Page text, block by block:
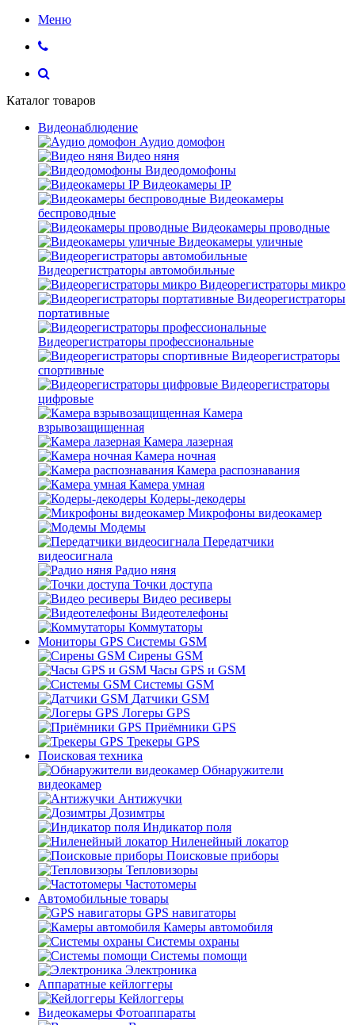
Меню
Каталог товаров
Видеонаблюдение
Аудио домофон
Видео няня
Видеодомофоны
Видеокамеры IP
Видеокамеры
беспроводные
Видеокамеры проводные
Видеокамеры уличные
Видеорегистраторы автомобильные
Видеорегистраторы микро
Видеорегистраторы
портативные
Видеорегистраторы профессиональные
Видеорегистраторы
спортивные
Видеорегистраторы
цифровые
Камера
взрывозащищенная
Камера лазерная
Камера ночная
Камера распознавания
Камера умная
Кодеры-декодеры
Микрофоны видеокамер
Модемы
Передатчики
видеосигнала
Радио няня
Точки доступа
Видео ресиверы
Видеотелефоны
Коммутаторы
Мониторы GPS Системы GSM
Сирены GSM
Часы GPS и GSM
Системы GSM
Датчики GSM
Логеры GPS
Приёмники GPS
Трекеры GPS
Поисковая техника
Обнаружители
видеокамер
Антижучки
Дозимтры
Индикатор поля
Ниленейный локатор
Поисковые приборы
Тепловизоры
Частотомеры
Автомобильные товары
GPS навигаторы
Камеры автомобиля
Системы охраны
Системы помощи
Электроника
Аппаратные кейлоггеры
Кейлоггеры
Видеокамеры Фотоаппараты